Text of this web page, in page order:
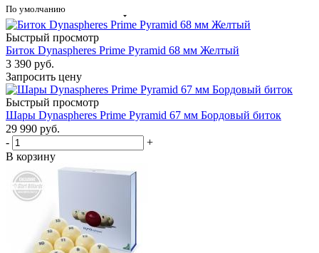
По умолчанию
Быстрый просмотр
Биток Dynaspheres Prime Pyramid 68 мм Желтый
3 390 руб.
Запросить цену
Быстрый просмотр
Шары Dynaspheres Prime Pyramid 67 мм Бордовый биток
29 990 руб.
-
+
В корзину